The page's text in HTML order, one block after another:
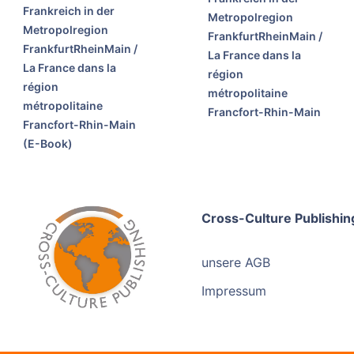
Frankreich in der
Metropolregion
FrankfurtRheinMain /
La France dans la
région
métropolitaine
Francfort-Rhin-Main
(E-Book)
Metropolregion
FrankfurtRheinMain /
La France dans la
région
métropolitaine
Francfort-Rhin-Main
Cross-Culture
unsere AGB
Impressum